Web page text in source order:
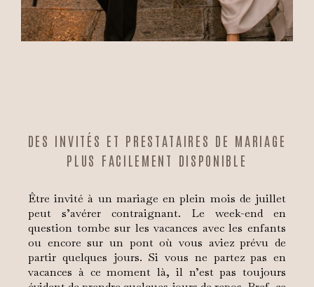
DES INVITÉS ET PRESTATAIRES DE MARIAGE
PLUS FACILEMENT DISPONIBLE
Être invité à un mariage en plein mois de juillet
peut s’avérer contraignant. Le week-end en
question tombe sur les vacances avec les enfants
ou encore sur un pont où vous aviez prévu de
partir quelques jours. Si vous ne partez pas en
vacances à ce moment là, il n’est pas toujours